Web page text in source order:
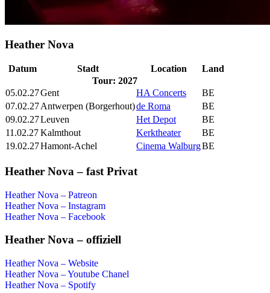
Heather Nova
Datum Stadt Location
Land
Tour: 2027
05.02.27Gent HA Concerts
BE
07.02.27Antwerpen (Borgerhout)de Roma
BE
09.02.27Leuven Het Depot
BE
11.02.27Kalmthout Kerktheater
BE
19.02.27Hamont-Achel Cinema WalburgBE
Heather Nova – fast Privat
Heather Nova – Patreon
Heather Nova – Instagram
Heather Nova – Facebook
Heather Nova – offiziell
Heather Nova – Website
Heather Nova – Youtube Chanel
Heather Nova – Spotify